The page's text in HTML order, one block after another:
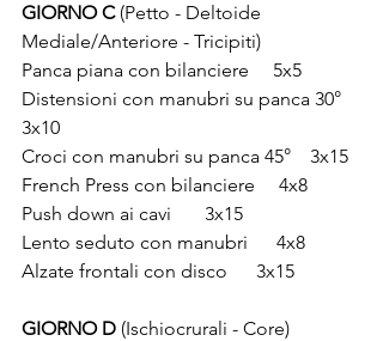
GIORNO C (Petto - Deltoide
Mediale/Anteriore - Tricipiti)
Panca piana con bilanciere
5x5
Distensioni con manubri su panca 30°
3x10
Croci con manubri su panca 45°
3x15
French Press con bilanciere
4x8
Push down ai cavi
3x15
Lento seduto con manubri
4x8
Alzate frontali con disco
3x15
GIORNO D (Ischiocrurali - Core)